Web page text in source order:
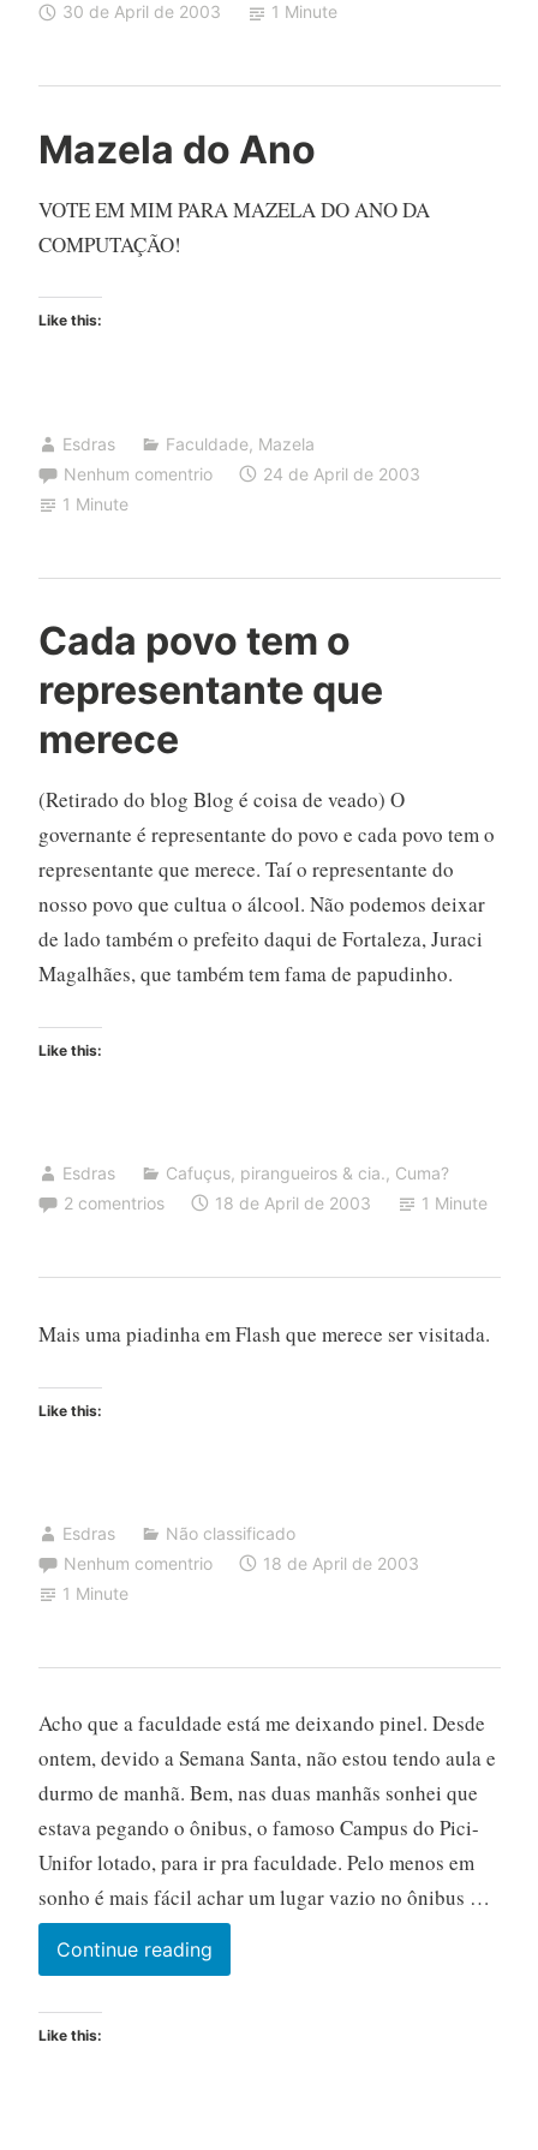
30 de April de 2003
1 Minute
Mazela do Ano
VOTE EM MIM PARA MAZELA DO ANO DA
COMPUTAÇÃO!
Like this:
Esdras Faculdade, Mazela
Nenhum comentrio
24 de April de 2003
1 Minute
Cada povo tem o
representante que
merece
(Retirado do blog Blog é coisa de veado) O
governante é representante do povo e cada povo tem o
representante que merece. Taí o representante do
nosso povo que cultua o álcool. Não podemos deixar
de lado também o prefeito daqui de Fortaleza, Juraci
Magalhães, que também tem fama de papudinho.
Like this:
Esdras Cafuçus, pirangueiros & cia., Cuma?
2 comentrios
18 de April de 2003 1 Minute
Mais uma piadinha em Flash que merece ser visitada.
Like this:
Esdras
Não classificado
Nenhum comentrio
18 de April de 2003
1 Minute
Acho que a faculdade está me deixando pinel. Desde
ontem, devido a Semana Santa, não estou tendo aula e
durmo de manhã. Bem, nas duas manhãs sonhei que
estava pegando o ônibus, o famoso Campus do Pici-
Unifor lotado, para ir pra faculdade. Pelo menos em
sonho é mais fácil achar um lugar vazio no ônibus …
Continue reading
Like this: